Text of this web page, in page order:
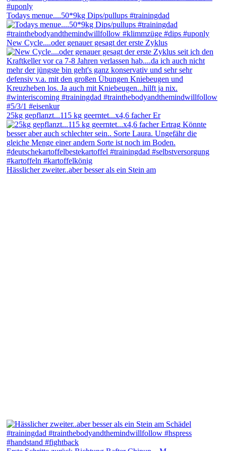
Todays menue....50*9kg Dips/pullups #trainingdad
New Cycle....oder genauer gesagt der erste Zyklus
25kg gepflanzt...115 kg geerntet...x4,6 facher Er
Hässlicher zweiter..aber besser als ein Stein am